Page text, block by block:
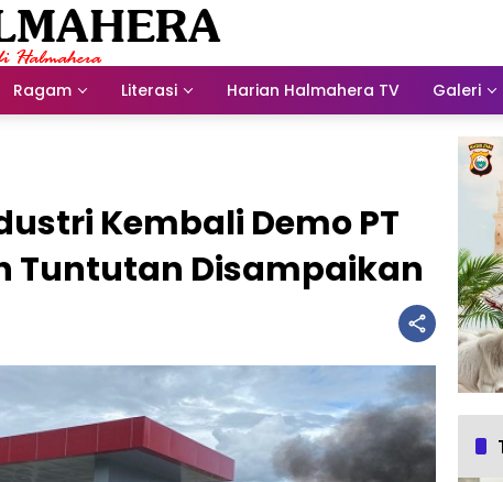
Ragam Literasi Harian Halmahera TV Galeri
Kembali Demo PT
Tuntutan Disampaikan